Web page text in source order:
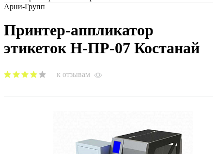
Арни-Групп
Принтер-аппликатор
этикеток Н-ПР-07 Костанай
к отзывам